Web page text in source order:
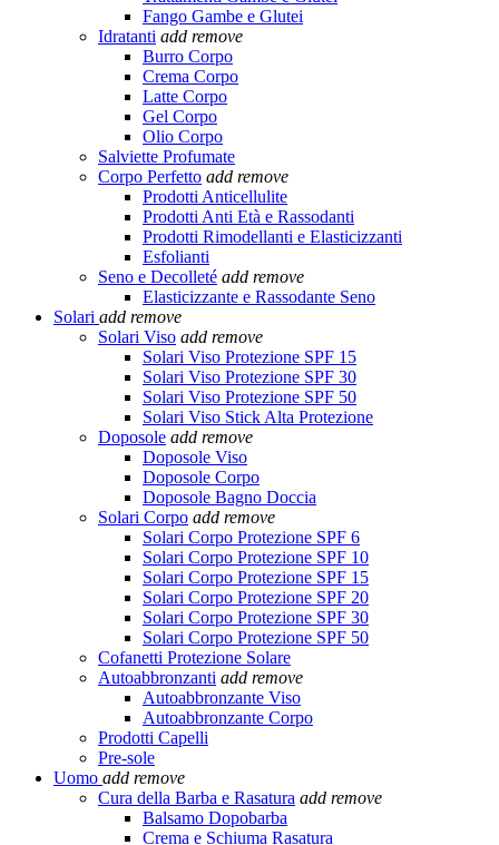
Fango Gambe e Glutei
Idratanti add remove
Burro Corpo
Crema Corpo
Latte Corpo
Gel Corpo
Olio Corpo
Salviette Profumate
Corpo Perfetto add remove
Prodotti Anticellulite
Prodotti Anti Età e Rassodanti
Prodotti Rimodellanti e Elasticizzanti
Esfolianti
Seno e Decolleté add remove
Elasticizzante e Rassodante Seno
Solari add remove
Solari Viso add remove
Solari Viso Protezione SPF 15
Solari Viso Protezione SPF 30
Solari Viso Protezione SPF 50
Solari Viso Stick Alta Protezione
Doposole add remove
Doposole Viso
Doposole Corpo
Doposole Bagno Doccia
Solari Corpo add remove
Solari Corpo Protezione SPF 6
Solari Corpo Protezione SPF 10
Solari Corpo Protezione SPF 15
Solari Corpo Protezione SPF 20
Solari Corpo Protezione SPF 30
Solari Corpo Protezione SPF 50
Cofanetti Protezione Solare
Autoabbronzanti add remove
Autoabbronzante Viso
Autoabbronzante Corpo
Prodotti Capelli
Pre-sole
Uomo add remove
Cura della Barba e Rasatura add remove
Balsamo Dopobarba
Crema e Schiuma Rasatura